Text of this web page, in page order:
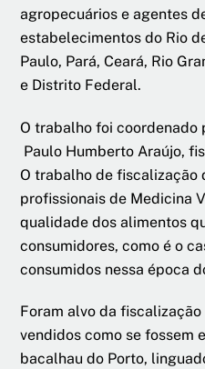
agropecuários e agentes
estabelecimentos do Rio
Paulo, Pará, Ceará, Rio
e Distrito Federal.
O trabalho foi coordenado
Paulo Humberto Araújo,
O trabalho de fiscalização
profissionais de Medicina
qualidade dos alimentos
consumidores, como é o
consumidos nessa época
Foram alvo da
vendidos como se fossem
bacalhau do Porto,